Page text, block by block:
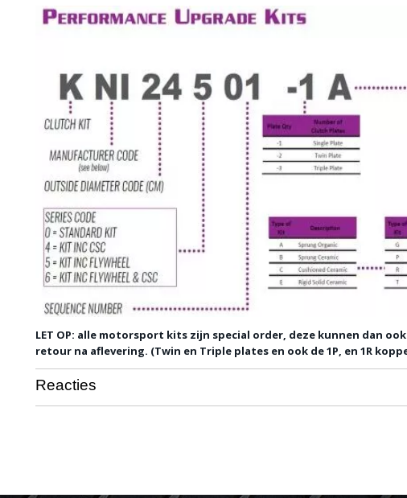
LET OP: alle motorsport kits zijn special order, deze kunnen dan
retour na aflevering. (Twin en Triple plates en ook de 1P, en 1R
Reacties